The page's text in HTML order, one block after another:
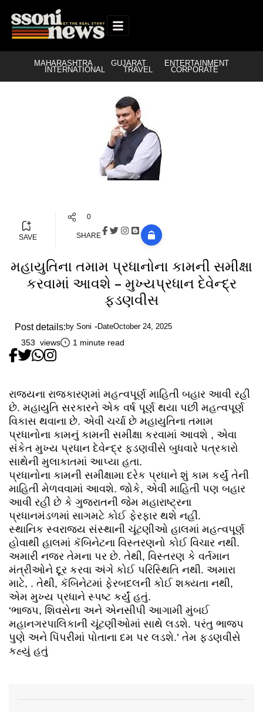
MAHARASHTRA GUJARAT ENTERTAINMENT
INTERNATIONAL TRAVEL CORPORATE
SAVE
0
SHARE
મહાયુતિના તમામ પ્રધાનોના કામની સમીક્ષા
કરવામાં આવશે – મુખ્યપ્રધાન દેવેન્દ્ર
ફડણવીસ
Post details: by Soni DateOctober 24, 2025
353 views 1 minute read
રાજ્યના રાજકારણમાં મહત્વપૂર્ણ માહિતી બહાર આવી રહી
છે. મહાયુતિ સરકારને એક વર્ષ પૂર્ણ થયા પછી મહત્વપૂર્ણ
વિકાસ થવાના છે. એવી ચર્ચા છે મહાયુતિના તમામ
પ્રધાનોના કામનું કામની સમીક્ષા કરવામાં આવશે , એવા
સંકેત મુખ્ય પ્રધાન દેવેન્દ્ર ફડણવીસે બુધવારે પત્રકારો
સાથેની મુલાકાતમાં આપ્યા હતા.
પ્રધાનોના કામની સમીક્ષામા દરેક પ્રધાને શું કામ કર્યું તેની
માહિતી મેળવવામાં આવશે. જોકે, એવી માહિતી પણ બહાર
આવી રહી છે કે ગુજરાતની જેમ મહારાષ્ટ્રના
પ્રધાનમંડળમાં સાગમટે કોઈ ફેરફાર થશે નહીં.
સ્થાનિક સ્વરાજ્ય સંસ્થાની ચૂંટણીઓ હાલમાં મહત્વપૂર્ણ
હોવાથી હાલમાં કૅબિનેટના વિસ્તરણનો કોઈ વિચાર નથી.
અમારી નજર તેમના પર છે. તેથી, વિસ્તરણ કે વર્તમાન
મંત્રીઓને દૂર કરવા અંગે કોઈ પરિસ્થિતિ નથી. અમારા
માટે, . તેથી, કૅબિનેટમાં ફેરબદલની કોઈ શક્યતા નથી,
એમ મુખ્ય પ્રધાને સ્પષ્ટ કર્યું હતું.
‘ભાજપ, શિવસેના અને એનસીપી આગામી મુંબઈ
મહાનગરપાલિકાની ચૂંટણીઓમાં સાથે લડશે. પરંતુ ભાજપ
પુણે અને પિંપરીમાં પોતાના દમ પર લડશે.’ તેમ ફડણવીસે
કહ્યું હતું